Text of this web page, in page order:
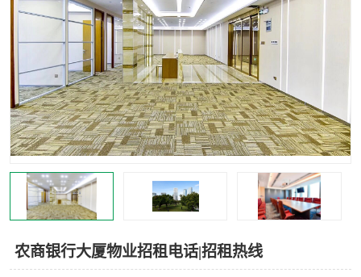
农商银行大厦物业招租电话|招租热线
深圳宝安 福田车公庙
罗湖水贝 南山南油
龙华 罗湖区
宝安区 西乡
兴东 石岩